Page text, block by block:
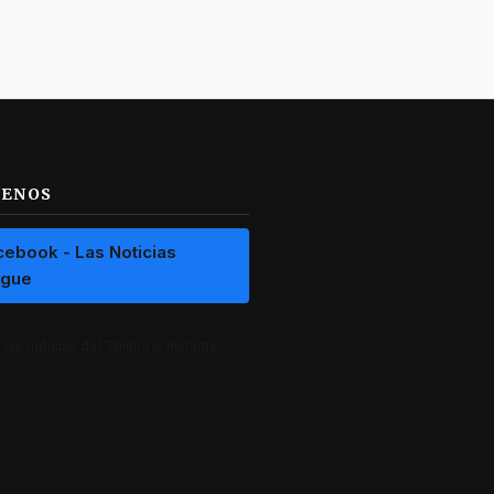
- Las Noticias